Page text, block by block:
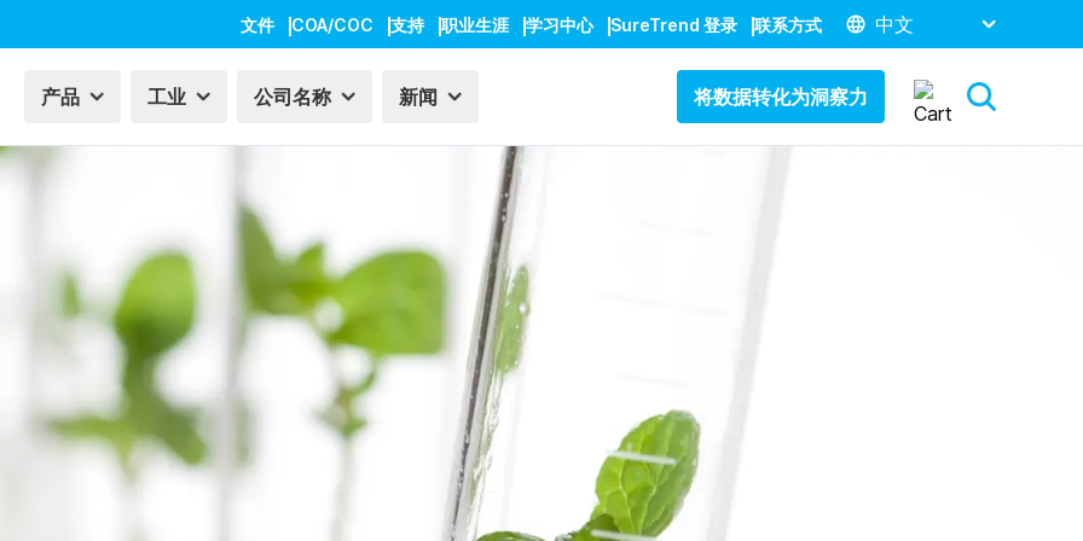
文件 COA/COC 支持 职业生涯 学习中心 SureTrend 登录 联系方式 中文
产品 工业 公司名称 新闻 将数据转化为洞察力